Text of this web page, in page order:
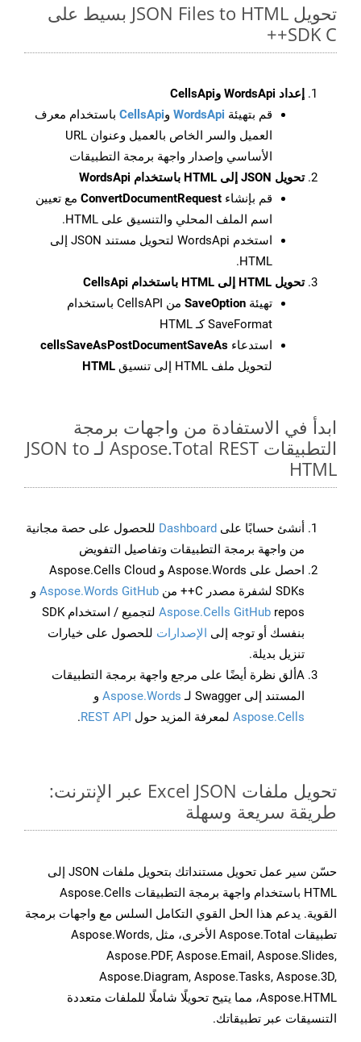
تحويل JSON Files to HTML بسيط على
SDK C++
إعداد WordsApi وCellsApi
قم بتهيئة WordsApi وCellsApi باستخدام معرف
العميل والسر الخاص بالعميل وعنوان URL
الأساسي وإصدار واجهة برمجة التطبيقات
تحويل JSON إلى HTML باستخدام WordsApi
قم بإنشاء ConvertDocumentRequest مع تعيين
اسم الملف المحلي والتنسيق على HTML.
استخدم WordsApi لتحويل مستند JSON إلى
HTML.
تحويل HTML إلى HTML باستخدام CellsApi
تهيئة SaveOption
من CellsAPI باستخدام
SaveFormat كـ HTML
استدعاء cellsSaveAsPostDocumentSaveAs
لتحويل ملف HTML إلى تنسيق
HTML
ابدأ في الاستفادة من واجهات برمجة
التطبيقات Aspose.Total REST لـ JSON to
HTML
أنشئ حسابًا على Dashboard للحصول على حصة مجانية
من واجهة برمجة التطبيقات وتفاصيل التفويض
احصل على Aspose.Words و Aspose.Cells Cloud
SDKs لشفرة مصدر C++ من
Aspose.Words GitHub و
Aspose.Cells GitHub
repos لتجميع / استخدام SDK
بنفسك أو توجه إلى الإصدارات للحصول على خيارات
تنزيل بديلة.
Aألق نظرة أيضًا على مرجع واجهة برمجة التطبيقات
المستند إلى Swagger لـ
Aspose.Words و
Aspose.Cells لمعرفة المزيد حول REST API
.
تحويل ملفات Excel JSON عبر الإنترنت:
طريقة سريعة وسهلة
حسّن سير عمل تحويل مستنداتك بتحويل ملفات JSON إلى
HTML باستخدام واجهة برمجة التطبيقات Aspose.Cells
القوية. يدعم هذا الحل القوي التكامل السلس مع واجهات برمجة
تطبيقات Aspose.Total الأخرى، مثل Aspose.Words,
Aspose.PDF, Aspose.Email, Aspose.Slides,
Aspose.Diagram, Aspose.Tasks, Aspose.3D,
Aspose.HTML، مما يتيح تحويلًا شاملًا للملفات متعددة
التنسيقات عبر تطبيقاتك.